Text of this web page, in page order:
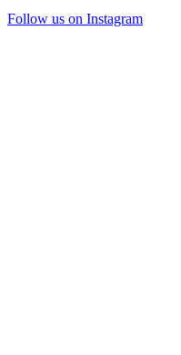
Follow us on Instagram